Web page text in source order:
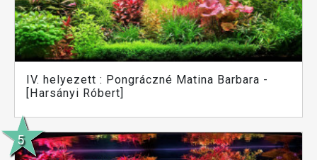
IV. helyezett : Pongráczné Matina Barbara -
[Harsányi Róbert]